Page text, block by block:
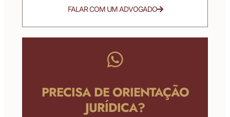
FALAR COM UM ADVOGADO
PRECISA DE ORIENTAÇÃO
JURÍDICA?